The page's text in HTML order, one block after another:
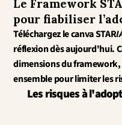
Le Framework
pour fiabiliser
Téléchargez le canva STAR
réflexion dès aujourd'hui.
dimensions du
ensemble pour limiter les
Les risques à